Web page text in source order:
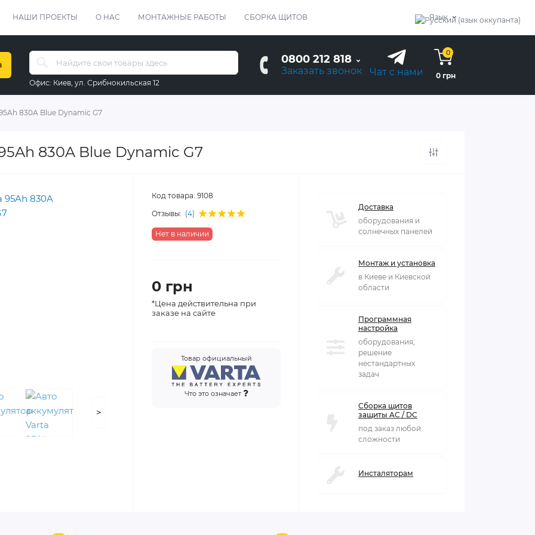
НАШИ ПРОЕКТЫ О НАС МОНТАЖНЫЕ РАБОТЫ СБОРКА ЩИТОВ Язык
Офис: Киев, ул. Срибнокильская 12
0800 212 818
Заказать звонок Чат с нами
0
0 грн
830A Blue Dynamic G7
830A Blue Dynamic G7
>
Код товара: 9108
Отзывы: (4)
Нет в наличии
0 грн
*Цена действительна при
заказе на сайте
Товар официальный
Что это означает
Доставка
оборудования и
солнечных панелей
Монтаж и установка
в Киеве и Киевской
области
Программная
настройка
оборудования,
решение
нестандартных
задач
Сборка щитов
защиты AC / DC
под заказ любой
сложности
Инсталяторам